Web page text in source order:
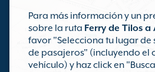
Para más información y un
sobre la ruta Ferry de Tilos a
favor "Selecciona tu lugar
de pasajeros" (incluyendo el
vehículo) y haz click en